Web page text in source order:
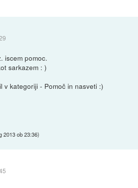
iscem pomoc.
sarkazem : )
v kategoriji - Pomoč in nasveti :)
2013 ob 23:36)